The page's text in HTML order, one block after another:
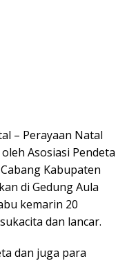
– Perayaan Natal
Asosiasi Pendeta
Kabupaten
di Gedung Aula
kemarin 20
dan lancar.
dan juga para